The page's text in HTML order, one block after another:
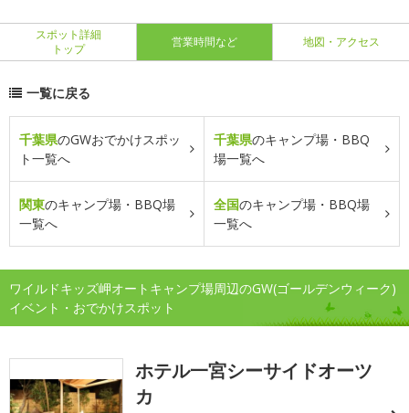
スポット詳細
トップ
営業時間など 地図・アクセス
一覧に戻る
千葉県のGWおでかけスポッ
ト一覧へ
千葉県のキャンプ場・BBQ
場一覧へ
関東のキャンプ場・BBQ場
一覧へ
全国のキャンプ場・BBQ場
一覧へ
ワイルドキッズ岬オートキャンプ場周辺のGW(ゴールデンウィーク)
イベント・おでかけスポット
ホテル一宮シーサイドオーツ
カ